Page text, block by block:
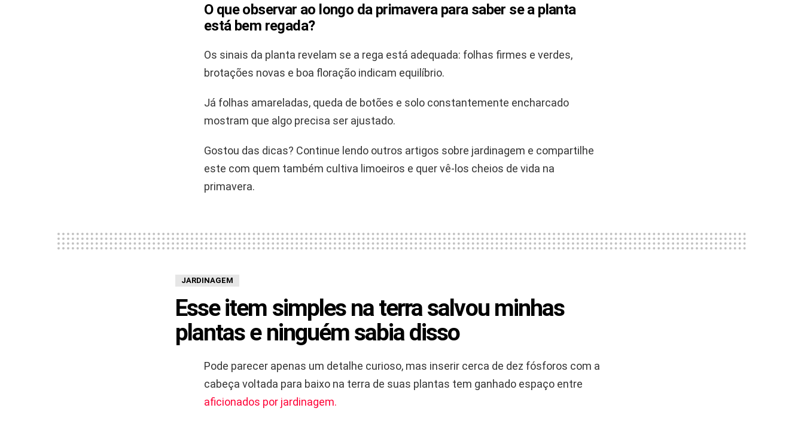
O que observar ao longo da primavera para saber se a planta
está bem regada?
Os sinais da planta revelam se a rega está adequada: folhas firmes e verdes,
brotações novas e boa floração indicam equilíbrio.
Já folhas amareladas, queda de botões e solo constantemente encharcado
mostram que algo precisa ser ajustado.
Gostou das dicas? Continue lendo outros artigos sobre jardinagem e compartilhe
este com quem também cultiva limoeiros e quer vê-los cheios de vida na
primavera.
JARDINAGEM
Esse item simples na terra salvou minhas
plantas e ninguém sabia disso
Pode parecer apenas um detalhe curioso, mas inserir cerca de dez fósforos com a
cabeça voltada para baixo na terra de suas plantas tem ganhado espaço entre
aficionados por jardinagem.